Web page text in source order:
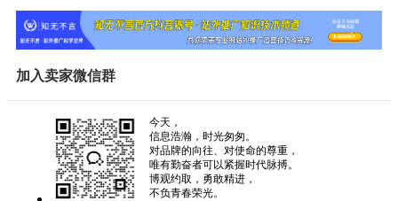
加入卖家微信群
今天，
信息浩瀚，时光匆匆。
对品牌的向往、对使命的尊重，
唯有勤奋者可以紧握时代脉搏。
博观约取，勇敢精进，
不负青春荣光。